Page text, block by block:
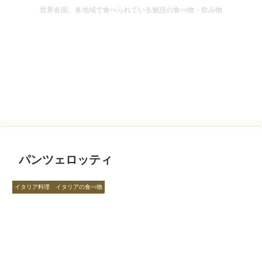
世界各国、各地域で食べられている魅惑の食べ物・飲み物
パンツェロッティ
イタリア料理 イタリアの食べ物